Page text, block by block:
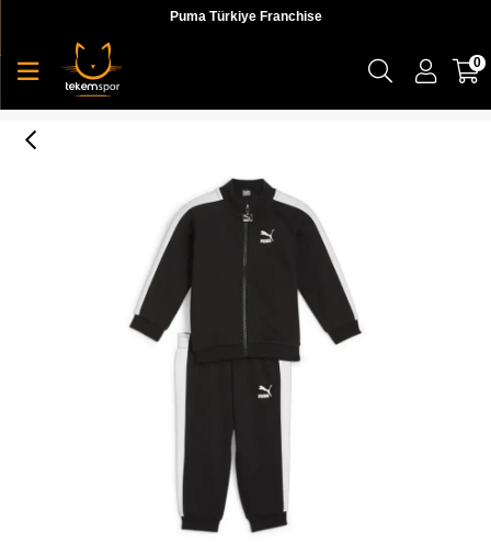
Puma Türkiye Franchise
0